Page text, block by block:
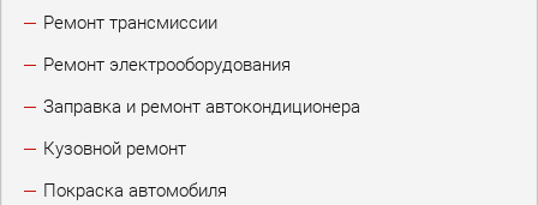
Ремонт трансмиссии
Ремонт электрооборудования
Заправка и ремонт автокондиционера
Кузовной ремонт
Покраска автомобиля